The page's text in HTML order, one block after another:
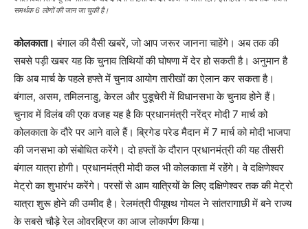
समर्थक 6 लोगों की जान जा चुकी है।
कोलकाता। बंगाल की वैसी खबरें, जो आप जरूर जानना चाहेंगे। अब तक की
सबसे पड़ी खबर यह कि चुनाव तिथियों की घोषणा में देर हो सकती है। अनुमान है
कि अब मार्च के पहले हफ्ते में चुनाव आयोग तारीखों का ऐलान कर सकता है।
बंगाल, असम, तमिलनाडु, केरल और पुडूचेरी में विधानसभा के चुनाव होने हैं।
चुनाव में विलंब की एक वजह यह है कि प्रधानमंत्री नरेंद्र मोदी 7 मार्च को
कोलकाता के दौरे पर आने वाले हैं। ब्रिगेड परेड मैदान में 7 मार्च को मोदी भाजपा
की जनसभा को संबोधित करेंगे। दो हफ्तों के दौरान प्रधानमंत्री की यह तीसरी
बंगाल यात्रा होगी। प्रधानमंत्री मोदी कल भी कोलकाता में रहेंगे। वे दक्षिणेश्वर
मेट्रो का शुभारंभ करेंगे। परसों से आम यात्रियों के लिए दक्षिणेश्वर तक की मेट्रो
यात्रा शुरू होने की उम्मीद है। रेलमंत्री पीयूषथ गोयल ने सांतरागाछी में बने राज्य
के सबसे चौड़े रेल ओवरब्रिज का आज लोकार्पण किया।